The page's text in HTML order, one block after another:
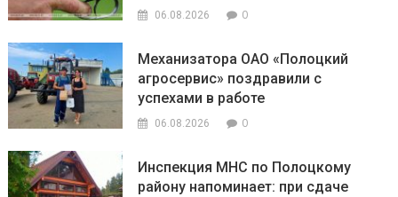
06.08.2026 0
Механизатора ОАО «Полоцкий
агросервис» поздравили с
успехами в работе
06.08.2026 0
Инспекция МНС по Полоцкому
району напоминает: при сдаче